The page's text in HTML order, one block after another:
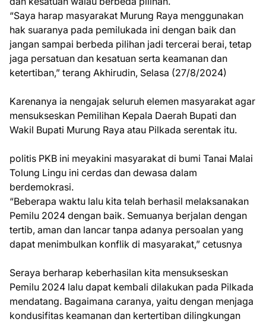
“Saya harap masyarakat Murung Raya menggunakan
hak suaranya pada pemilukada ini dengan baik dan
jangan sampai berbeda pilihan jadi tercerai berai, tetap
jaga persatuan dan kesatuan serta keamanan dan
ketertiban,” terang Akhirudin, Selasa (27/8/2024)
Karenanya ia nengajak seluruh elemen masyarakat agar
mensukseskan Pemilihan Kepala Daerah Bupati dan
Wakil Bupati Murung Raya atau Pilkada serentak itu.
politis PKB ini meyakini masyarakat di bumi Tanai Malai
Tolung Lingu ini cerdas dan dewasa dalam
berdemokrasi.
“Beberapa waktu lalu kita telah berhasil melaksanakan
Pemilu 2024 dengan baik. Semuanya berjalan dengan
tertib, aman dan lancar tanpa adanya persoalan yang
dapat menimbulkan konflik di masyarakat,” cetusnya
Seraya berharap keberhasilan kita mensukseskan
Pemilu 2024 lalu dapat kembali dilakukan pada Pilkada
mendatang. Bagaimana caranya, yaitu dengan menjaga
kondusifitas keamanan dan kertertiban dilingkungan